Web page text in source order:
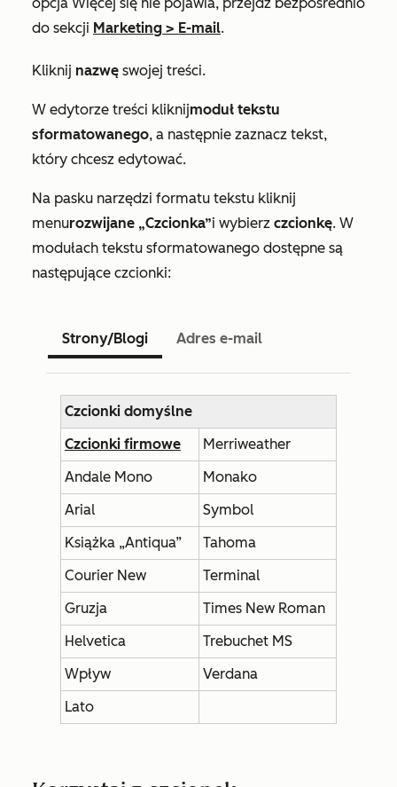
do sekcji Marketing > E-mail.
Kliknij nazwę swojej treści.
W edytorze treści kliknijmoduł tekstu
sformatowanego, a następnie zaznacz tekst,
który chcesz edytować.
Na pasku narzędzi formatu tekstu kliknij
menurozwijane „Czcionka”i wybierz czcionkę. W
modułach tekstu sformatowanego dostępne są
następujące czcionki:
Strony/Blogi Adres e-mail
Czcionki domyślne
Czcionki firmowe
Merriweather
Andale Mono
Monako
Arial
Symbol
Książka „Antiqua”
Tahoma
Courier New
Terminal
Gruzja
Times New Roman
Helvetica
Trebuchet MS
Wpływ
Verdana
Lato